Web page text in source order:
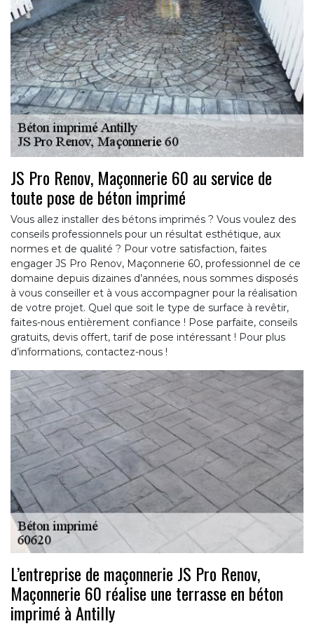
JS Pro Renov, Maçonnerie 60 au service de
toute pose de béton imprimé
Vous allez installer des bétons imprimés ? Vous voulez des
conseils professionnels pour un résultat esthétique, aux
normes et de qualité ? Pour votre satisfaction, faites
engager JS Pro Renov, Maçonnerie 60, professionnel de ce
domaine depuis dizaines d’années, nous sommes disposés
à vous conseiller et à vous accompagner pour la réalisation
de votre projet. Quel que soit le type de surface à revêtir,
faites-nous entièrement confiance ! Pose parfaite, conseils
gratuits, devis offert, tarif de pose intéressant ! Pour plus
d’informations, contactez-nous !
L’entreprise de maçonnerie JS Pro Renov,
Maçonnerie 60 réalise une terrasse en béton
imprimé à Antilly